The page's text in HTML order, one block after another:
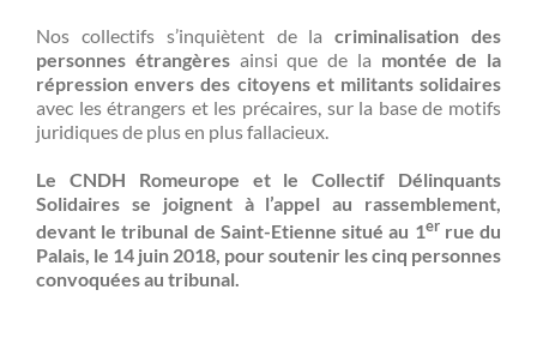
Nos collectifs s’inquiètent de lacriminalisation des
personnes étrangèresainsi que de la montée de la
répression envers des citoyens et militants solidaires
avec les étrangers et les précaires, sur la base de motifs
juridiques de plus en plus fallacieux.
Le CNDH Romeurope et le Collectif Délinquants
Solidaires se joignent à l’appel au rassemblement,
devant le tribunal de Saint-Etienne situé au 1errue du
Palais, le 14 juin 2018, pour soutenir les cinq personnes
convoquées au tribunal.